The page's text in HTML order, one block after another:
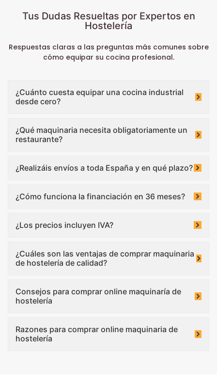
Tus Dudas Resueltas por Expertos en
Hostelería
Respuestas claras a las preguntas más comunes sobre
cómo equipar su cocina profesional.
¿Cuánto cuesta equipar una cocina industrial
desde cero?
¿Qué maquinaria necesita obligatoriamente un
restaurante?
¿Realizáis envíos a toda España y en qué plazo?
¿Cómo funciona la financiación en 36 meses?
¿Los precios incluyen IVA?
¿Cuáles son las ventajas de comprar maquinaria
de hostelería de calidad?
Consejos para comprar online maquinaría de
hostelería
Razones para comprar online maquinaria de
hostelería